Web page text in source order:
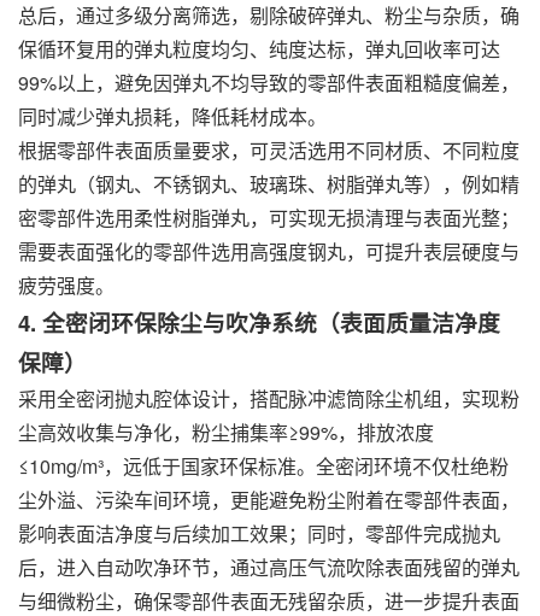
总后，通过多级分离筛选，剔除破碎弹丸、粉尘与杂质，确
保循环复用的弹丸粒度均匀、纯度达标，弹丸回收率可达
99%以上，避免因弹丸不均导致的零部件表面粗糙度偏差，
同时减少弹丸损耗，降低耗材成本。
根据零部件表面质量要求，可灵活选用不同材质、不同粒度
的弹丸（钢丸、不锈钢丸、玻璃珠、树脂弹丸等），例如精
密零部件选用柔性树脂弹丸，可实现无损清理与表面光整；
需要表面强化的零部件选用高强度钢丸，可提升表层硬度与
疲劳强度。
4. 全密闭环保除尘与吹净系统（表面质量洁净度
保障）
采用全密闭抛丸腔体设计，搭配脉冲滤筒除尘机组，实现粉
尘高效收集与净化，粉尘捕集率≥99%，排放浓度
≤10mg/m³，远低于国家环保标准。全密闭环境不仅杜绝粉
尘外溢、污染车间环境，更能避免粉尘附着在零部件表面，
影响表面洁净度与后续加工效果；同时，零部件完成抛丸
后，进入自动吹净环节，通过高压气流吹除表面残留的弹丸
与细微粉尘，确保零部件表面无残留杂质，进一步提升表面